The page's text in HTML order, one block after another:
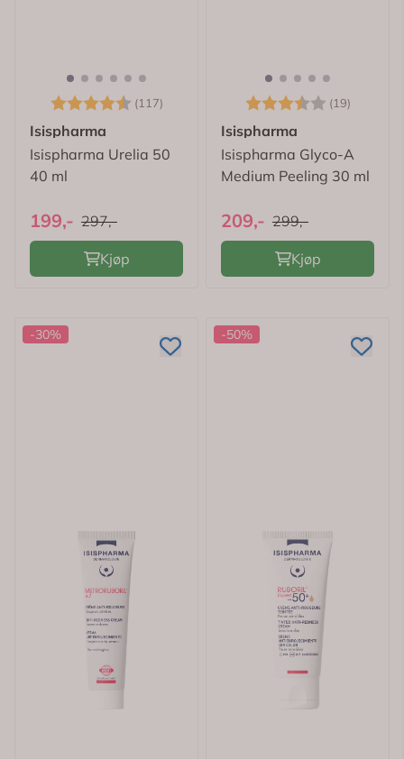
Karakter: (117)
4.6 av 5 mulige
Isispharma
Isispharma Urelia 50
40 ml
199,- 297,-
Kjøp
Karakter: (19)
Isispharma
Isispharma Glyco-A
Medium Peeling 30 ml
209,- 299,-
Kjøp
-30% -50%